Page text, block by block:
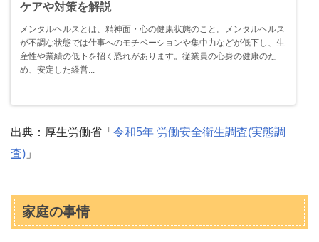
ケアや対策を解説
メンタルヘルスとは、精神面・心の健康状態のこと。メンタルヘルス
が不調な状態では仕事へのモチベーションや集中力などが低下し、生
産性や業績の低下を招く恐れがあります。従業員の心身の健康のた
め、安定した経営...
出典：厚生労働省「 令和5年 労働安全衛生調査(実態調
査) 」
家庭の事情